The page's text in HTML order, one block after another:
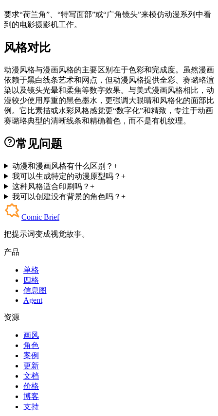
要求“荷兰角”、“特写面部”或“广角镜头”来模仿动漫系列中看
到的电影摄影机工作。
风格对比
动漫风格与漫画风格的主要区别在于色彩和完成度。虽然漫画
依赖于黑白线条艺术和网点，但动漫风格提供全彩、赛璐珞渲
染以及镜头光晕和柔焦等数字效果。与美式漫画风格相比，动
漫较少使用厚重的黑色墨水，更强调大眼睛和风格化的面部比
例。它比素描或水彩风格感觉更“数字化”和精致，专注于动画
赛璐珞典型的清晰线条和精确着色，而不是有机纹理。
常见问题
动漫和漫画风格有什么区别？ +
我可以生成特定的动漫原型吗？ +
这种风格适合印刷吗？ +
我可以创建没有背景的角色吗？ +
Comic Brief
把提示词变成视觉故事。
产品
单格
四格
信息图
Agent
资源
画风
角色
案例
更新
文档
价格
博客
支持